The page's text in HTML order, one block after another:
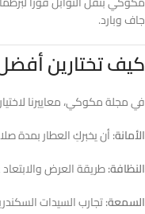
جاف وبارد.
كيف تختارين
في مجلة مكوكي، معاييرنا
الأمانة:أن يخبركِ العطار بمدة
النظافة:طريقة العرض
السمعة:تجارب السيدات